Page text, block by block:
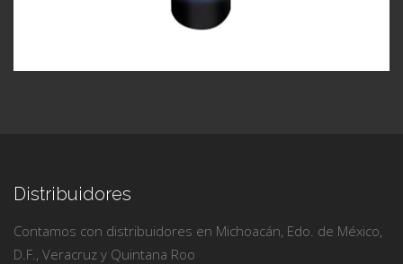
Distribuidores
Contamos con distribuidores en Michoacán, Edo. de México,
D.F., Veracruz y Quintana Roo